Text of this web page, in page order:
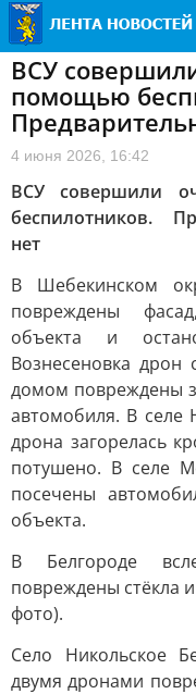
ВСУ
помощью
4 июня 2026, 16:42
ВСУ совершили
беспилотников.
нет
В Шебекинском
повреждены
объекта и
Вознесеновка
домом повреждены
автомобиля. В селе
дрона загорелась
потушено. В селе
посечены
объекта.
В Белгороде
повреждены стёкла
фото).
Село Никольское
двумя дронами